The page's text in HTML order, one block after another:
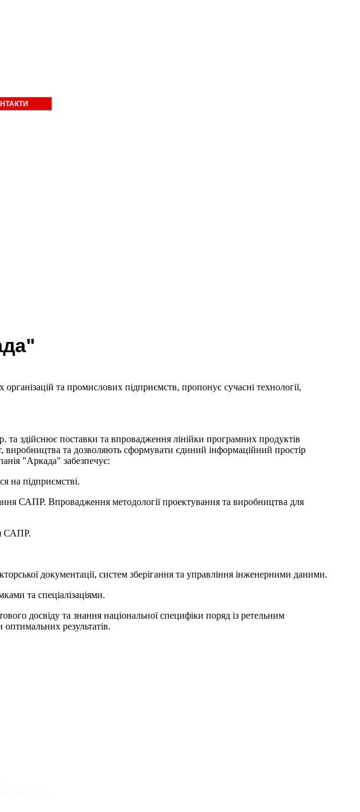
та промислових підприємств, пропонує сучасні технології,
здійснює поставки та впровадження лінійки програмних продуктів
виробництва та дозволяють сформувати єдиний інформаційний простір
"Аркада" забезпечує:
на підприємстві.
САПР. Впровадження методології проектування та виробництва для
САПР.
документації, систем зберігання та управління інженерними даними.
та спеціалізаціями.
досвіду та знання національної специфіки поряд із ретельним
результатів.